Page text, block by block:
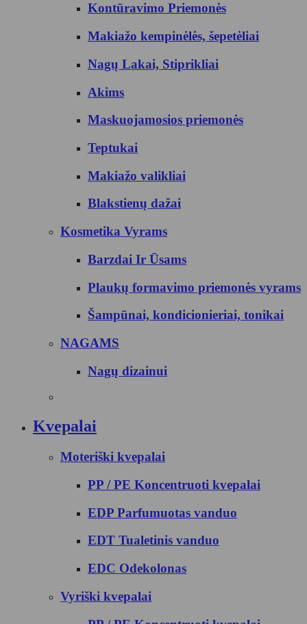
Kontūravimo Priemonės
Makiažo kempinėlės, šepetėliai
Nagų Lakai, Stiprikliai
Akims
Maskuojamosios priemonės
Teptukai
Makiažo valikliai
Blakstienų dažai
Kosmetika Vyrams
Barzdai Ir Ūsams
Plaukų formavimo priemonės vyrams
Šampūnai, kondicionieriai, tonikai
NAGAMS
Nagų dizainui
Kvepalai
Moteriški kvepalai
PP / PE Koncentruoti kvepalai
EDP Parfumuotas vanduo
EDT Tualetinis vanduo
EDC Odekolonas
Vyriški kvepalai